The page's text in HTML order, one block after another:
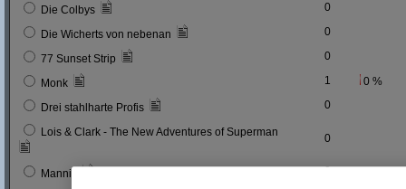
Die Colbys 0
Die Wicherts von nebenan 0
77 Sunset Strip 0
Monk 1 0 %
Drei stahlharte Profis 0
Lois & Clark - The New Adventures of Superman 0
Mannix 0